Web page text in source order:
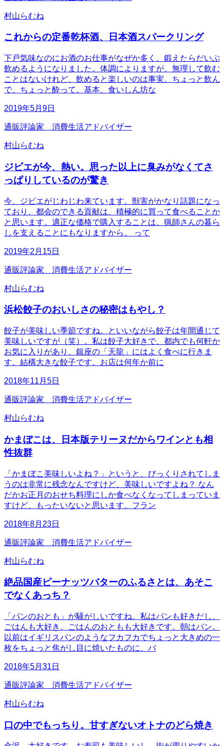
村山らむね
これからの定番乾杯酒、日本酒スパークリング
下戸気味なのにお酒のお仕事がなぜか多く、鍛えたらだいぶ
飲めるようになりました。体調によりますが。無理して飲む
ことはないけれど、飲めると楽しいのは事実。ちょっと飲ん
で、ちょっと酔って。基本、食いしん坊な
2019年5月9日
通販評論家 消費生活アドバイザー
村山らむね
ジビエが今、熱い。思った以上に臭みがなくてさ
っぱりしているのが驚き
今、ジビエがじわじわ来ています。獣害がかなり話題になっ
ており、都会のできる貢献は、積極的に買って食べることか
と思います。適正な価格で購入することは、猟師さんの暮ら
しを支えることにもなりますから。 って
2019年2月15日
通販評論家 消費生活アドバイザー
村山らむね
浜松餃子のおいしさの秘密はもやし？
餃子が美味しい季節ですね。といいながら餃子は年間通じて
美味しいですが（笑）。私は餃子大好きで、都内でも何軒か
お気に入りがあり、銀座の「天龍」にはよく食べに行きま
す。結構大きな餃子です。お店は何年か前に
2018年11月5日
通販評論家 消費生活アドバイザー
村山らむね
かまぼこは、日本版テリーヌだからワインとも相
性抜群
「かまぼこ美味しいよね？」というと、びっくりされてしま
うのは非常に残念なんですけど、美味しいですよね？ なん
だかお正月のおせち料理にしか食べなくなってしまっていま
すけど、もったいないと思います。フラン
2018年8月23日
通販評論家 消費生活アドバイザー
村山らむね
絶品国産ピーナッツバターのふるさとは、あそこ
でなくあっち？
「パンのおとも」が騒がしいですね。私はパンも好きだし、
ごはんも大好き。ごはんのおともも大好きです。朝はパン。
以前はイギリスパンのようなフカフカでちょっと大きめの一
枚をちょっと焦がし目に焼いたものに、バ
2018年5月31日
通販評論家 消費生活アドバイザー
村山らむね
口の中でもっちり。甘すぎないオトナのどら焼き